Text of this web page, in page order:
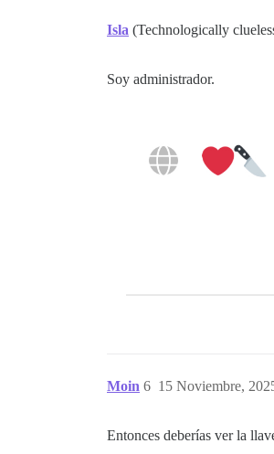
Isla (Technologically
Soy administrador.
Moin 15 Noviembre,
6
Entonces deberías ver la